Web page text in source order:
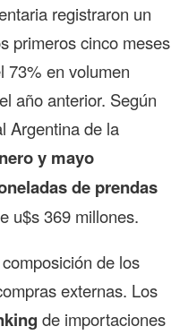
registraron un
primeros cinco meses
73% en volumen
año anterior. Según
Argentina de la
y mayo
de prendas
u$s 369 millones.
de los
externas. Los
de importaciones